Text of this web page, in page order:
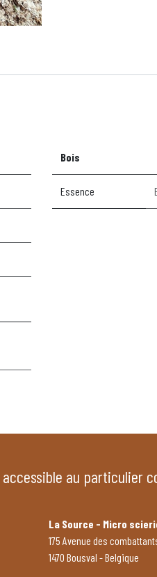
Bois
Essence
accessible au particulier
La Source - Micro
175 Avenue des
1470 Bousval - Belgique